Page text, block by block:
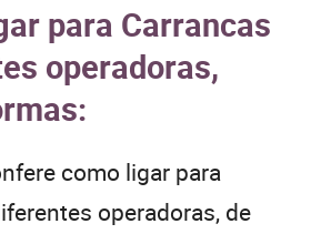
para Carrancas
operadoras,
como ligar para
operadoras, de